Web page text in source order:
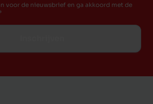
voor de nieuwsbrief en ga akkoord met de